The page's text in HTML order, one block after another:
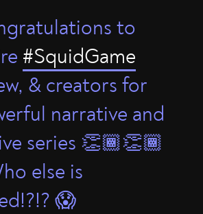
to
#SquidGame
& creators for
narrative and
series 👏🏾👏🏾
else is
😱